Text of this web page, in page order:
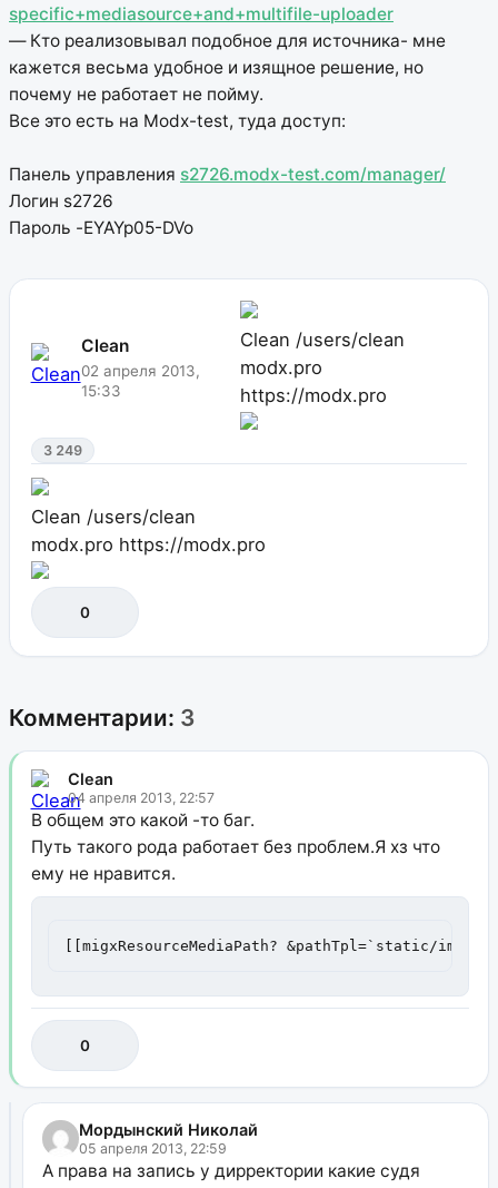
specific+mediasource+and+multifile-uploader
— Кто реализовывал подобное для источника- мне
кажется весьма удобное и изящное решение, но
почему не работает не пойму.
Все это есть на Modx-test, туда доступ:
Панель управления s2726.modx-test.com/manager/
Логин s2726
Пароль -EYAYp05-DVo
Clean
02 апреля 2013,
15:33
Clean /users/clean
modx.pro
https://modx.pro
3 249
Clean /users/clean
modx.pro https://modx.pro
0
Комментарии: 3
Clean
04 апреля 2013, 22:57
В общем это какой -то баг.
Путь такого рода работает без проблем.Я хз что
ему не нравится.
[[migxResourceMediaPath? &pathTpl=`static/
0
Мордынский Николай
05 апреля 2013, 22:59
А права на запись у дирректории какие судя